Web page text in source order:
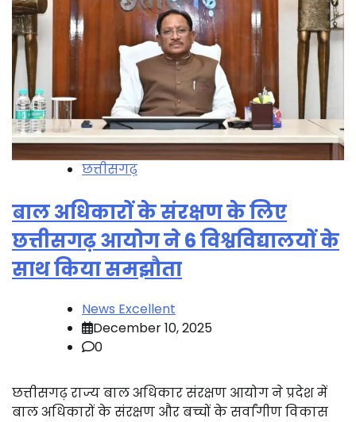
छत्तीसगढ़
बाल अधिकारों के संरक्षण के लिए
छत्तीसगढ़ आयोग ने 6 विश्वविद्यालयों के
साथ किया समझौता
News Excellent
December 10, 2025
0
छत्तीसगढ़ राज्य बाल अधिकार संरक्षण आयोग ने प्रदेश में
बाल अधिकारों के संरक्षण और बच्चों के सर्वांगीण विकास